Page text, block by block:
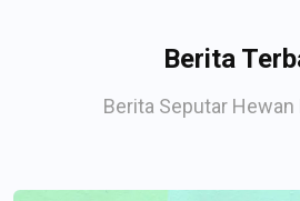
Berita
Berita Seputar Hewan